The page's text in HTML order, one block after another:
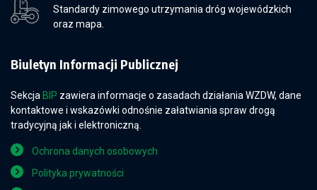
Standardy zimowego utrzymania dróg wojewódzkich
oraz mapa.
Biuletyn Informacji Publicznej
Sekcja BIP zawiera informacje o zasadach działania WZDW, dane
kontaktowe i wskazówki odnośnie załatwiania spraw drogą
tradycyjną jak i elektroniczną.
Ochrona danych osobowych
Polityka prywatności